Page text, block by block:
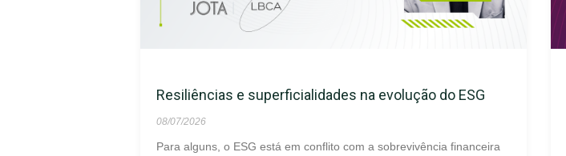
Resiliências e superficialidades na evolução do ESG
08/07/2026
Para alguns, o ESG está em conflito com a sobrevivência financeira